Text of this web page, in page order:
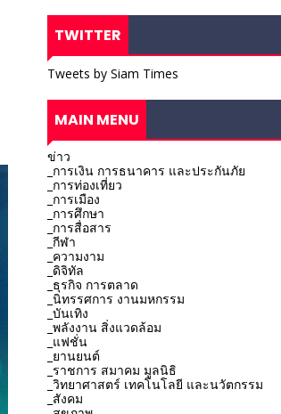
TWITTER
Tweets by Siam Times
MAIN MENU
ข่าว
_การเงิน การธนาคาร และประกันภัย
_การท่องเที่ยว
_การเมือง
_การศึกษา
_การสื่อสาร
_กีฬา
_ความงาม
_ดิจิทัล
_ธุรกิจ การตลาด
_นิทรรศการ งานมหกรรม
_บันเทิง
_พลังงาน สิ่งแวดล้อม
_แฟชั่น
_ยานยนต์
_ราชการ สมาคม มูลนิธิ
_วิทยาศาสตร์ เทคโนโลยี และนวัตกรรม
_สังคม